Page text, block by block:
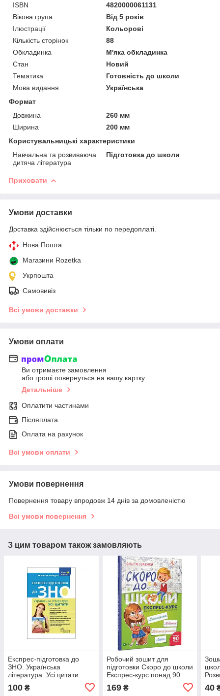
ISBN
4820000061131
Вікова група
Від 5 років
Ілюстрації
Кольорові
Кількість сторінок
88
Обкладинка
М'яка обкладинка
Стан
Новий
Тематика
Готовність до школи
Мова видання
Українська
Формат
Довжина
260 мм
Ширина
200 мм
Користувальницькі характеристики
Навчальна та розвиваюча
дитяча література
Підготовка до школи
Приховати
Умови доставки
Доставка здійснюється тільки по передоплаті.
Нова Пошта
Магазини Rozetka
Укрпошта
Самовивіз
Всі умови доставки
Умови оплати
Ви отримаєте замовлення
або гроші повернуться на вашу картку
Детальніше
Оплатити частинами
Післяплата
Оплата на рахунок
Всі умови оплати
Умови повернення
Повернення товару впродовж 14 днів за домовленістю
Всі умови повернення
З цим товаром також замовляють
Експрес-підготовка до
ЗНО. Українська
література. Усі цитати
100 ₴
Робочий зошит для
підготовки Скоро до школи
Експрес-курс понад 90
169₴ 40